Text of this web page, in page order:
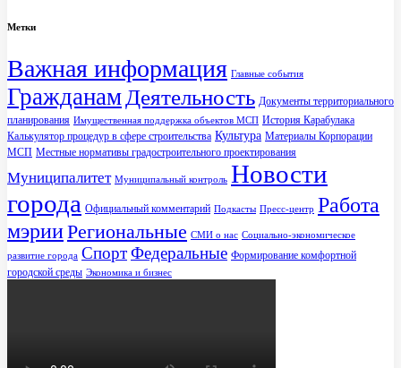
Метки
Важная информация Главные события
Гражданам Деятельность Документы территориального
планирования Имущественная поддержка объектов МСП История Карабулака
Калькулятор процедур в сфере строительства Культура Материалы Корпорации
МСП Местные нормативы градостроительного проектирования
Муниципалитет Муниципальный контроль Новости
города Официальный комментарий Подкасты Пресс-центр Работа
мэрииРегиональные СМИ о нас Социально-экономическое
развитие города СпортФедеральные Формирование комфортной
городской среды Экономика и бизнес